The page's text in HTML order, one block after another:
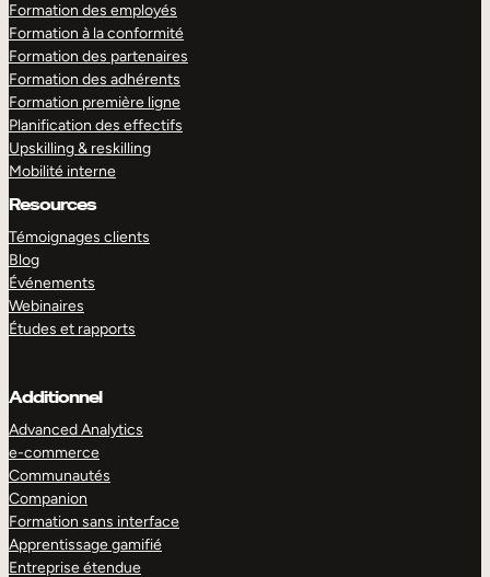
Formation des employés
Formation à la conformité
Formation des partenaires
Formation des adhérents
Formation première ligne
Planification des effectifs
Upskilling & reskilling
Mobilité interne
Resources
Témoignages clients
Blog
Événements
Webinaires
Études et rapports
Additionnel
Advanced Analytics
e-commerce
Communautés
Companion
Formation sans interface
Apprentissage gamifié
Entreprise étendue